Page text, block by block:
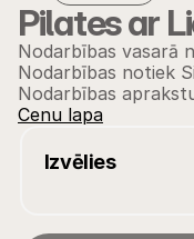
Pilates ar
Nodarbības vasarā
Nodarbības notiek
Nodarbības
Cenu lapa
Izvēlies